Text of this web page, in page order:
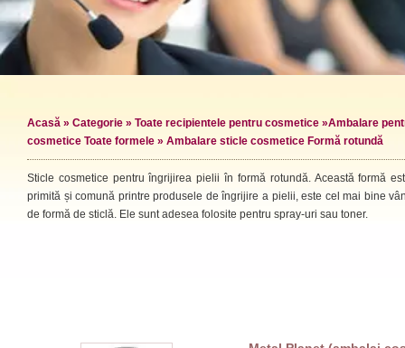
Acasă » Categorie » Toate recipientele pentru cosmetice »Ambalare
cosmetice Toate formele » Ambalare sticle cosmetice Formă rotundă
Sticle cosmetice pentru îngrijirea pielii în formă rotundă. Această formă
primită și comună printre produsele de îngrijire a pielii, este cel mai bine
de formă de sticlă. Ele sunt adesea folosite pentru spray-uri sau toner.